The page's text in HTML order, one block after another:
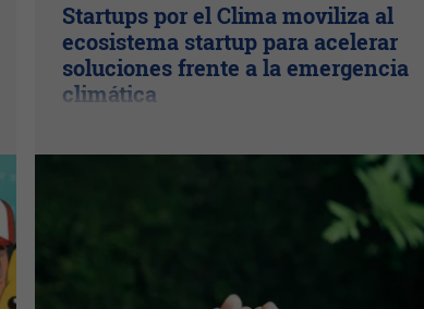
Startups por el Clima moviliza al
ecosistema startup para acelerar
soluciones frente a la emergencia
climática